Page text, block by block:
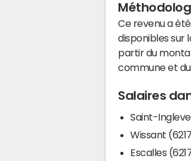
Ce revenu a
disponibles sur
partir du
commune et
Salaires
Saint-
Wissant
Escalles